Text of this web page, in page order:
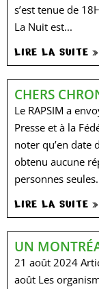
s’est tenue de
La Nuit est...
LIRE LA SUITE »
CHERS
Le RAPSIM a
Presse et à la
noter qu’en date
obtenu aucune
personnes
LIRE LA SUITE »
UN
21 août 2024
août Les